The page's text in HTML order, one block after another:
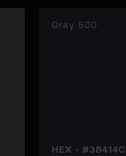
Gray 500
HEX - #3B414C